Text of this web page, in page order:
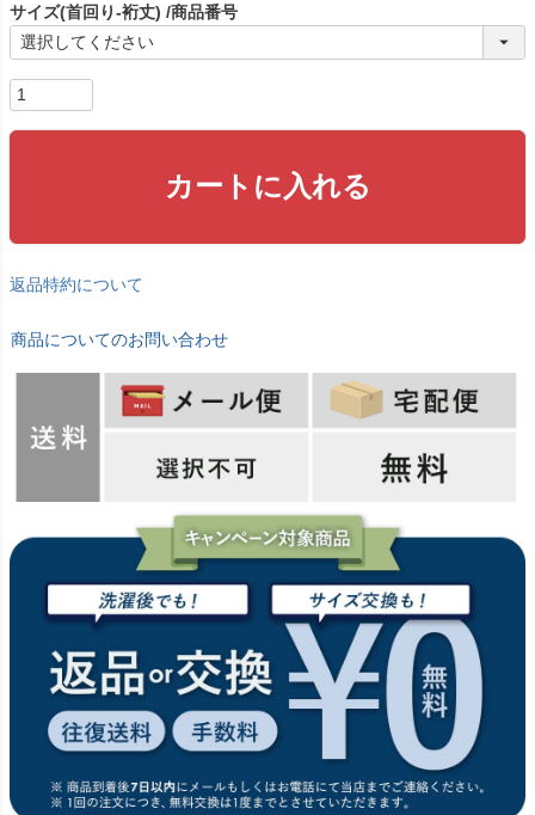
サイズ(首回り-裄丈) 商品番号
カートに入れる
返品特約について
商品についてのお問い合わせ